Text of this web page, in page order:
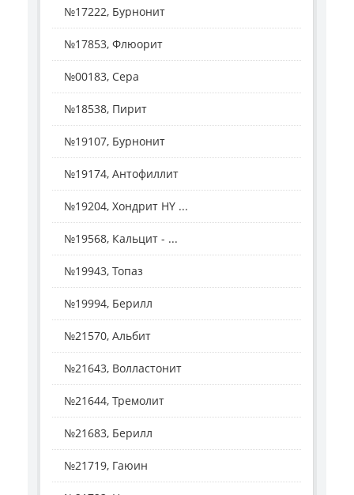
№17222, Бурнонит
№17853, Флюорит
№00183, Сера
№18538, Пирит
№19107, Бурнонит
№19174, Антофиллит
№19204, Хондрит HY ...
№19568, Кальцит - ...
№19943, Топаз
№19994, Берилл
№21570, Альбит
№21643, Волластонит
№21644, Тремолит
№21683, Берилл
№21719, Гаюин